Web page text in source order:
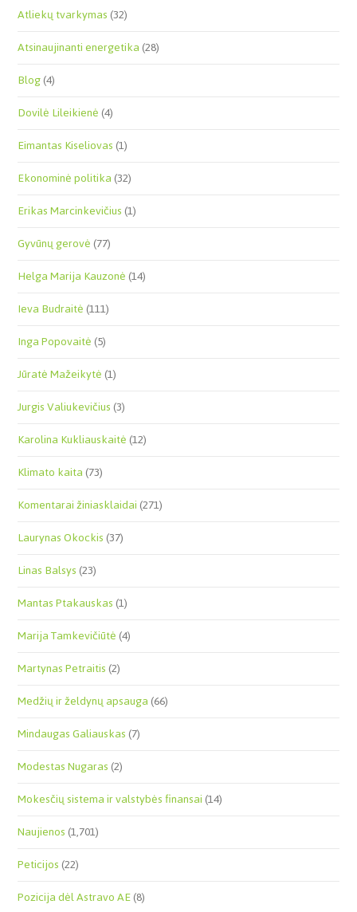
Atliekų tvarkymas(32)
Atsinaujinanti energetika(28)
Blog(4)
Dovilė Lileikienė(4)
Eimantas Kiseliovas(1)
Ekonominė politika(32)
Erikas Marcinkevičius(1)
Gyvūnų gerovė(77)
Helga Marija Kauzonė(14)
Ieva Budraitė(111)
Inga Popovaitė(5)
Jūratė Mažeikytė(1)
Jurgis Valiukevičius(3)
Karolina Kukliauskaitė(12)
Klimato kaita(73)
Komentarai žiniasklaidai(271)
Laurynas Okockis(37)
Linas Balsys(23)
Mantas Ptakauskas(1)
Marija Tamkevičiūtė(4)
Martynas Petraitis(2)
Medžių ir želdynų apsauga(66)
Mindaugas Galiauskas(7)
Modestas Nugaras(2)
Mokesčių sistema ir valstybės finansai(14)
Naujienos(1,701)
Peticijos(22)
Pozicija dėl Astravo AE(8)